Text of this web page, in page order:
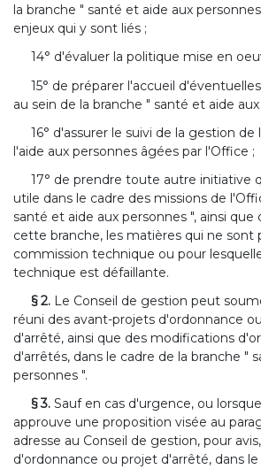
la branche " santé et aide aux
enjeux qui y sont liés ;
14° d'évaluer la politique mise en
15° de préparer l'accueil
au sein de la branche " santé et aide
16° d'assurer le suivi de la gestion
l'aide aux personnes âgées par l'Office ;
17° de prendre toute autre initiative
utile dans le cadre des missions de
santé et aide aux personnes ", ainsi que
cette branche, les matières qui ne sont
commission technique ou pour
technique est défaillante.
§ 2. Le Conseil de gestion peut
réuni des avant-projets d'ordonnance
d'arrêté, ainsi que des modifications
d'arrêtés, dans le cadre de la branche "
personnes ".
§ 3. Sauf en cas d'urgence, ou
approuve une proposition visée au
adresse au Conseil de gestion, pour
d'ordonnance ou projet d'arrêté, dans